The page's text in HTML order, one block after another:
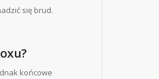
się brud.
końcowe